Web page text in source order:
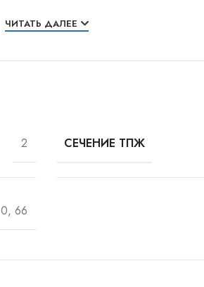
ЧИТАТЬ ДАЛЕЕ
2 СЕЧЕНИЕ ТПЖ
0, 66